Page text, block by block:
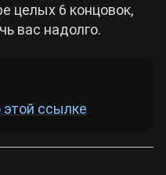
целых 6 концовок,
вас надолго.
этой ссылке